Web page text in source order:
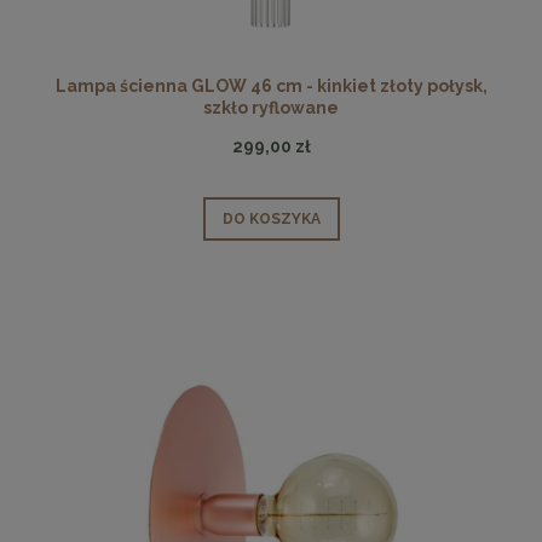
Lampa ścienna GLOW 46 cm - kinkiet złoty połysk,
szkło ryflowane
299,00 zł
DO KOSZYKA